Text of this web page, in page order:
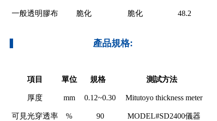
一般透明膠布 脆化 脆化 48.2
產品規格:
項目 單位 規格 測試方法
厚度 mm 0.12~0.30 Mitutoyo thickness meter
可見光穿透率 % 90 MODEL#SD2400儀器